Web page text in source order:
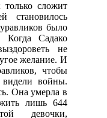
только сложит
становилось
было
Садако
не
желание. И
чтобы
войны.
Она умерла в
лишь 644
девочки,